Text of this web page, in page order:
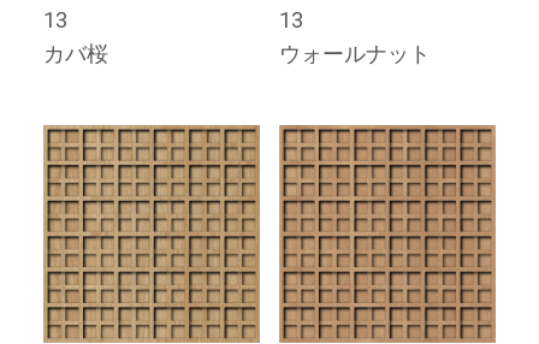
13
カバ桜
13
ウォールナット